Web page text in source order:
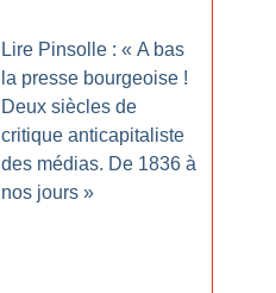
Lire Pinsolle : « A bas
la presse bourgeoise !
Deux siècles de
critique anticapitaliste
des médias. De 1836 à
nos jours »